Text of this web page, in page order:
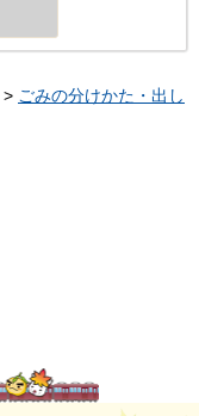
> ごみの分けかた・出し